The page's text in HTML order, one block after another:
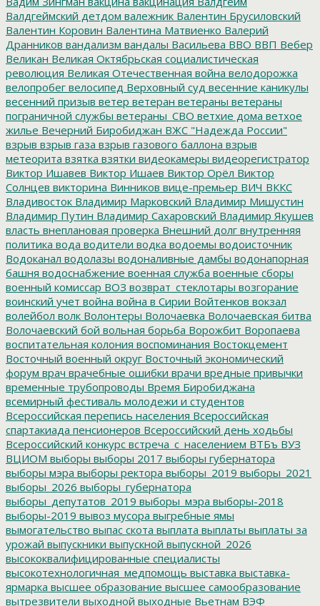
Валдгеймский детдом валежник Валентин Брусиловский
Валентин Коровин Валентина Матвиенко Валерий
Дранников вандализм вандалы Васильева ВВО ВВП Вебер
Великан Великая Октябрьская социалистическая
революция Великая Отечественная война велодорожка
велопробег велосипед Верховный суд весенние каникулы
весенний призыв ветер ветеран ветераны ветераны
пограничной службы ветераны_СВО ветхие дома ветхое
жилье Вечерний Биробиджан ВЖС "Надежда России"
взрыв взрыв газа взрыв газового баллона взрыв
метеорита взятка взятки видеокамеры видеорегистратор
Виктор Ишавев Виктор Ишаев Виктор Орёл Виктор
Солнцев викторина Винников вице-премьер ВИЧ ВККС
Владивосток Владимир Марковский Владимир Мишустин
Владимир Путин Владимир Сахаровский Владимир Якушев
власть внеплановая проверка Внешний долг внутренняя
политика вода водители водка водоемы водоисточник
Водоканал водолазы водоналивные дамбы водонапорная
башня водоснабжение военная служба военные сборы
военный комиссар ВОЗ возврат_стеклотары возгорание
воинский учет война война в Сирии Войтенков вокзал
волейбол волк Волонтеры Волочаевка Волочаевская битва
Волочаевский бой вольная борьба Ворожбит Воропаева
воспитательная колония воспоминания Востокцемент
Восточный военный округ Восточный экономический
форум врач врачебные ошибки врачи вредные привычки
временные трубопроводы Время Биробиджана
всемирный фестиваль молодежи и студентов
Всероссийская перепись населения Всероссийская
спартакиада пенсионеров Всероссийский день ходьбы
Всероссийский конкурс встреча_с_населением ВТБъ ВУЗ
ВЦИОМ выборы выборы 2017 выборы губернатора
выборы мэра выборы ректора выборы_2019 выборы_2021
выборы_2026 выборы_губернатора
выборы_депутатов_2019 выборы_мэра выборы-2018
выборы-2019 вывоз мусора выгребные ямы
вымогательство выпас скота выплата выплаты выплаты за
урожай выпускники выпускной выпускной_2026
высококвалифицированные специалисты
высокотехнологичная_медпомощь выставка выставка-
ярмарка высшее образование высшее самообразование
вытрезвители выходной выходные Вьетнам ВЭФ